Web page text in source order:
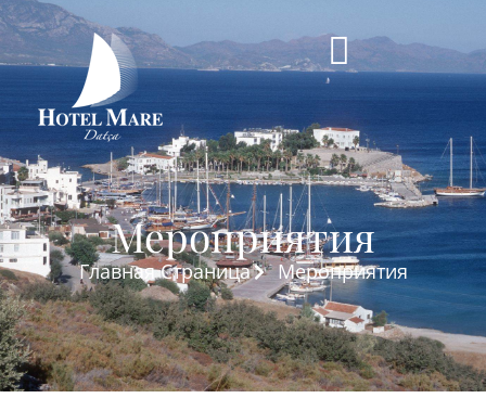
Мероприятия
Главная Страница Мероприятия